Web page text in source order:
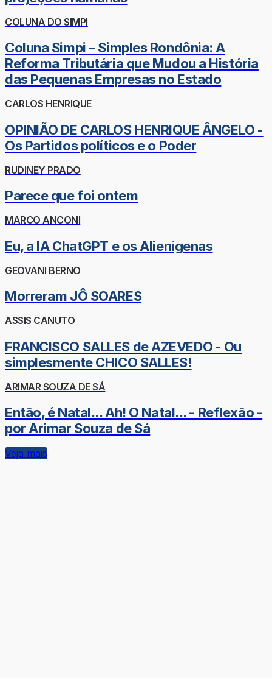
COLUNA DO SIMPI
Coluna Simpi – Simples Rondônia: A
Reforma Tributária que Mudou a História
das Pequenas Empresas no Estado
CARLOS HENRIQUE
OPINIÃO DE CARLOS HENRIQUE ÂNGELO -
Os Partidos políticos e o Poder
RUDINEY PRADO
Parece que foi ontem
MARCO ANCONI
Eu, a IA ChatGPT e os Alienígenas
GEOVANI BERNO
Morreram JÔ SOARES
ASSIS CANUTO
FRANCISCO SALLES de AZEVEDO - Ou
simplesmente CHICO SALLES!
ARIMAR SOUZA DE SÁ
Então, é Natal... Ah! O Natal... - Reflexão -
por Arimar Souza de Sá
Veja mais